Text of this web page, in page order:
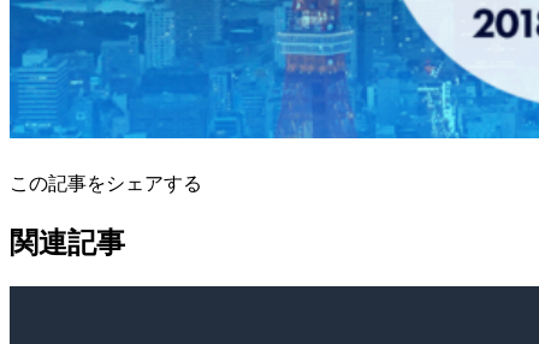
この記事をシェアする
関連記事